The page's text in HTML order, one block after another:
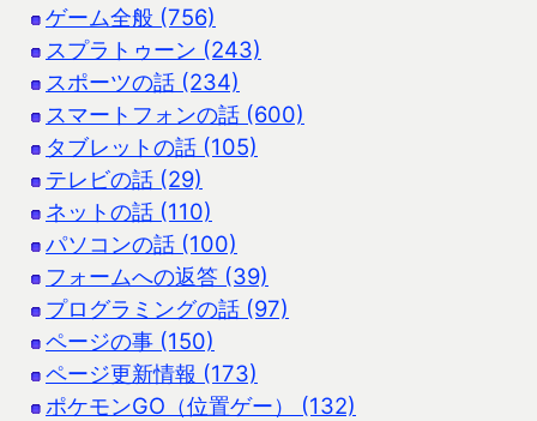
ゲーム全般 (756)
スプラトゥーン (243)
スポーツの話 (234)
スマートフォンの話 (600)
タブレットの話 (105)
テレビの話 (29)
ネットの話 (110)
パソコンの話 (100)
フォームへの返答 (39)
プログラミングの話 (97)
ページの事 (150)
ページ更新情報 (173)
ポケモンGO（位置ゲー） (132)